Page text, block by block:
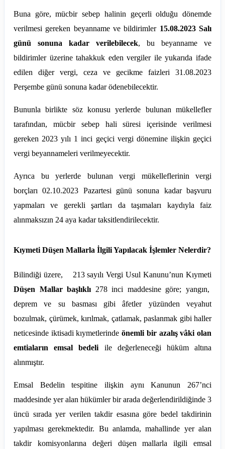
Buna göre, mücbir sebep halinin geçerli olduğu dönemde
verilmesi gereken beyanname ve bildirimler 15.08.2023 Salı
günü sonuna kadar verilebilecek, bu beyanname ve
bildirimler üzerine tahakkuk eden vergiler ile yukarıda ifade
edilen diğer vergi, ceza ve gecikme faizleri 31.08.2023
Perşembe günü sonuna kadar ödenebilecektir.
Bununla birlikte söz konusu yerlerde bulunan mükellefler
tarafından, mücbir sebep hali süresi içerisinde verilmesi
gereken 2023 yılı 1 inci geçici vergi dönemine ilişkin geçici
vergi beyannameleri verilmeyecektir.
Ayrıca bu yerlerde bulunan vergi mükelleflerinin vergi
borçları 02.10.2023 Pazartesi günü sonuna kadar başvuru
yapmaları ve gerekli şartları da taşımaları kaydıyla faiz
alınmaksızın 24 aya kadar taksitlendirilecektir.
Kıymeti Düşen Mallarla İlgili Yapılacak İşlemler Nelerdir?
Bilindiği üzere, 213 sayılı Vergi Usul Kanunu’nun Kıymeti
Düşen Mallar başlıklı 278 inci maddesine göre; yangın,
deprem ve su basması gibi âfetler yüzünden veyahut
bozulmak, çürümek, kırılmak, çatlamak, paslanmak gibi haller
neticesinde iktisadi kıymetlerindeönemli bir azalış vâki olan
emtiaların emsal bedeli ile değerleneceği hüküm altına
alınmıştır.
Emsal Bedelin tespitine ilişkin aynı Kanunun 267’nci
maddesinde yer alan hükümler bir arada değerlendirildiğinde 3
üncü sırada yer verilen takdir esasına göre bedel takdirinin
yapılması gerekmektedir. Bu anlamda, mahallinde yer alan
takdir komisyonlarına değeri düşen mallarla ilgili emsal